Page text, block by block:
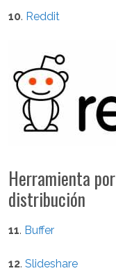
10. Reddit
Herramienta
distribución
11. Buffer
12. Slideshare